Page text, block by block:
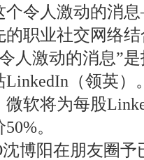
个令人激动的消
职业社交网络
人激动的消息”
（领英）
软将为每股
。
博阳在朋友圈